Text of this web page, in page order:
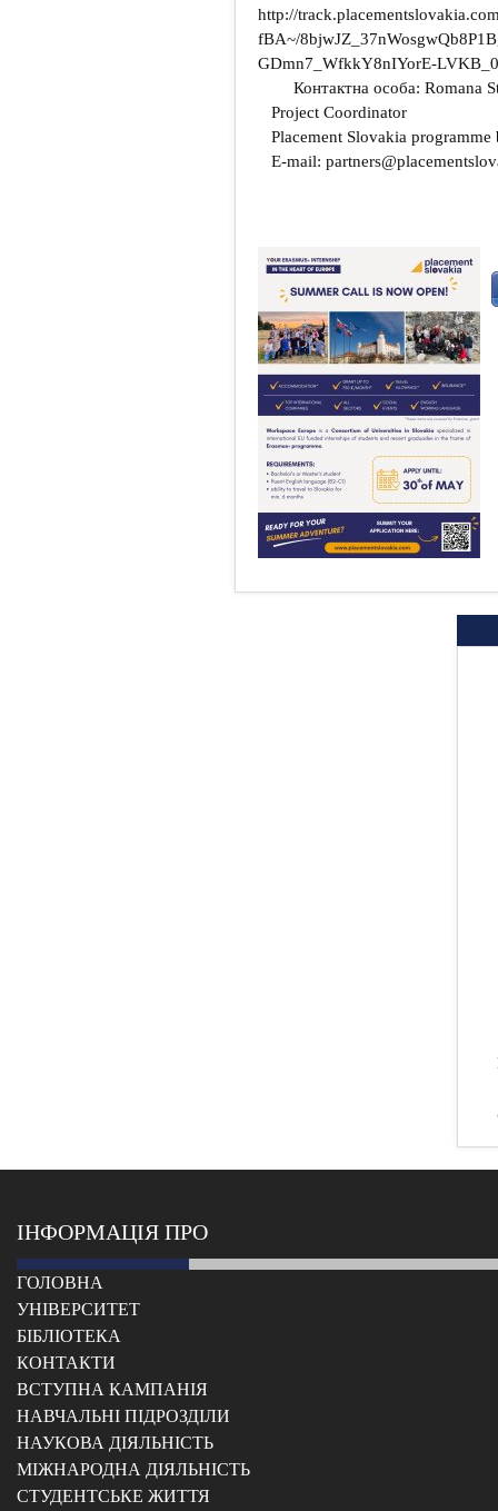
http://
fBA~/
GDmn7_WfkkY8nIYorE-
Контактна особа: Romana
Project Coordinator
Placement Slovakia programme
E-mail:
ІНФОРМАЦІЯ ПРО
ГОЛОВНА
УНІВЕРСИТЕТ
БІБЛІОТЕКА
КОНТАКТИ
ВСТУПНА КАМПАНІЯ
НАВЧАЛЬНІ ПІДРОЗДІЛИ
НАУКОВА ДІЯЛЬНІСТЬ
МІЖНАРОДНА ДІЯЛЬНІСТЬ
CТУДЕНТСЬКЕ ЖИТТЯ